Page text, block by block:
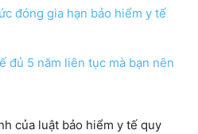
đóng gia hạn bảo hiểm y tế
đủ 5 năm liên tục mà bạn nên
của luật bảo hiểm y tế quy